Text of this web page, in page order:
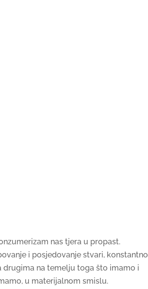
nas tjera u propast.
i posjedovanje stvari, konstantno
drugima na temelju toga što imamo i
u materijalnom smislu.